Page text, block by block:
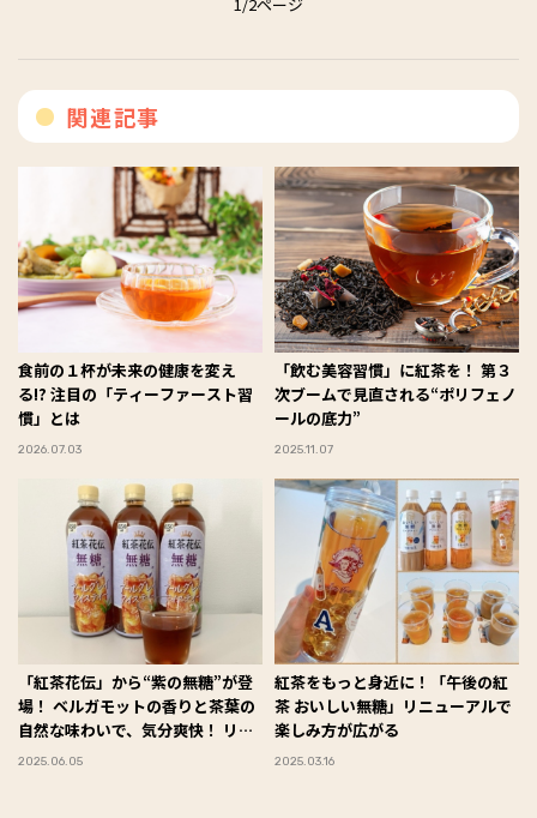
1/2ページ
関連記事
食前の１杯が未来の健康を変え
る!? 注目の「ティーファースト習
慣」とは
2026.07.03
「飲む美容習慣」に紅茶を！ 第３
次ブームで見直される“ポリフェノ
ールの底力”
2025.11.07
「紅茶花伝」から“紫の無糖”が登
場！ ベルガモットの香りと茶葉の
自然な味わいで、気分爽快！ リフ
レッシュタイムのお供にぴったり
2025.06.05
紅茶をもっと身近に！「午後の紅
茶 おいしい無糖」リニューアルで
楽しみ方が広がる
2025.03.16